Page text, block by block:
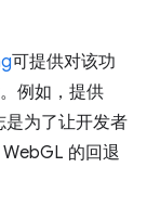
可提供对该功
例如，提供
是为了让开发者
的回退